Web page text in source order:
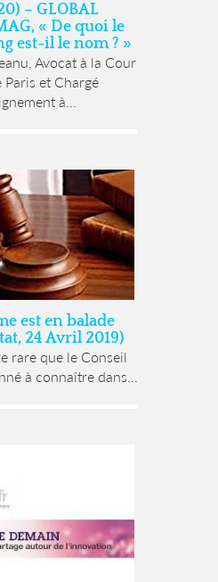
– GLOBAL
« De quoi le
est-il le nom ? »
Avocat à la Cour
Paris et Chargé
à...
est en balade
24 Avril 2019)
rare que le Conseil
à connaître dans...